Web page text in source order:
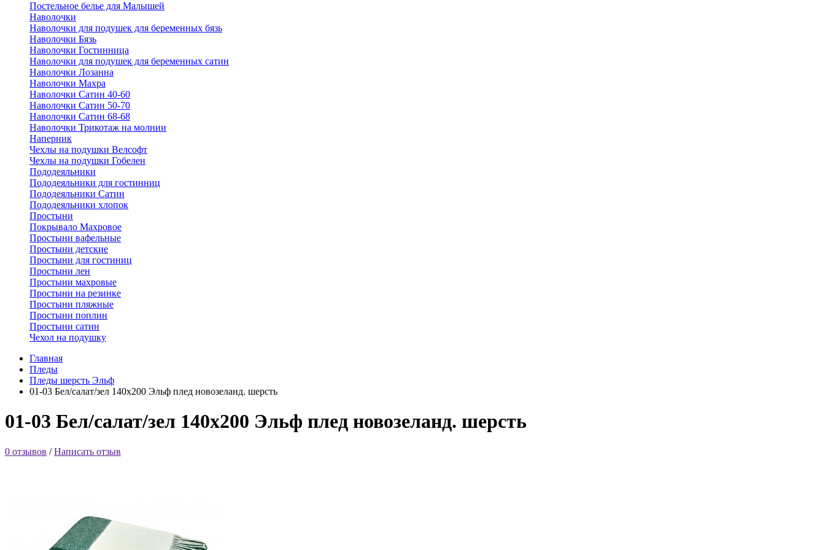
Постельное белье для Малышей
Наволочки
Наволочки для подушек для беременных бязь
Наволочки Бязь
Наволочки Гостинница
Наволочки для подушек для беременных сатин
Наволочки Лозанна
Наволочки Махра
Наволочки Сатин 40-60
Наволочки Сатин 50-70
Наволочки Сатин 68-68
Наволочки Трикотаж на молнии
Наперник
Чехлы на подушки Велсофт
Чехлы на подушки Гобелен
Пододеяльники
Пододеяльники для гостинниц
Пододеяльники Сатин
Пододеяльники хлопок
Простыни
Покрывало Махровое
Простыни вафельные
Простыни детские
Простыни для гостиниц
Простыни лен
Простыни махровые
Простыни на резинке
Простыни пляжные
Простыни поплин
Простыни сатин
Чехол на подушку
Главная
Пледы
Пледы шерсть Эльф
01-03 Бел/салат/зел 140х200 Эльф плед новозеланд. шерсть
01-03 Бел/салат/зел 140х200 Эльф плед новозеланд. шерсть
0 отзывов /Написать отзыв